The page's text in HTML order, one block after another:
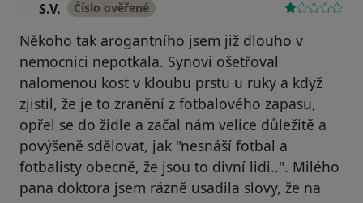
S.V. Číslo ověřené
Někoho tak arogantního jsem již dlouho v
nemocnici nepotkala. Synovi ošetřoval
nalomenou kost v kloubu prstu u ruky a když
zjistil, že je to zranění z fotbalového zapasu,
opřel se do židle a začal nám velice důležitě a
povýšeně sdělovat, jak "nesnáší fotbal a
fotbalisty obecně, že jsou to divní lidi..". Milého
pana doktora jsem rázně usadila slovy, že na